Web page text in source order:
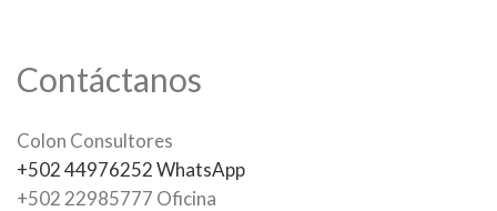
Contáctanos
Colon Consultores
+502 44976252 WhatsApp
+502 22985777 Oficina